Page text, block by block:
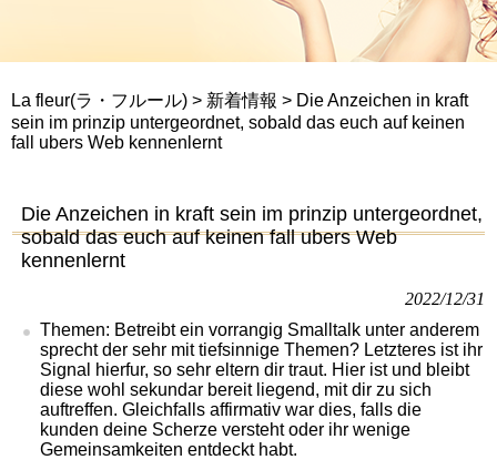
La fleur(ラ・フルール) > 新着情報 > Die Anzeichen in kraft
sein im prinzip untergeordnet, sobald das euch auf keinen
fall ubers Web kennenlernt
Die Anzeichen in kraft sein im prinzip untergeordnet,
sobald das euch auf keinen fall ubers Web
kennenlernt
2022/12/31
Themen: Betreibt ein vorrangig Smalltalk unter anderem
sprecht der sehr mit tiefsinnige Themen? Letzteres ist ihr
Signal hierfur, so sehr eltern dir traut. Hier ist und bleibt
diese wohl sekundar bereit liegend, mit dir zu sich
auftreffen. Gleichfalls affirmativ war dies, falls die
kunden deine Scherze versteht oder ihr wenige
Gemeinsamkeiten entdeckt habt.